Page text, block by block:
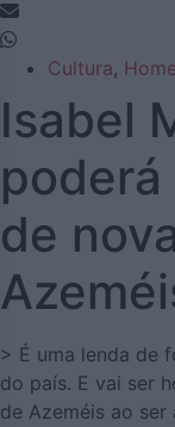
Cultura,
Isabel
de
> É uma lenda de
do país. E vai ser
de Azeméis ao